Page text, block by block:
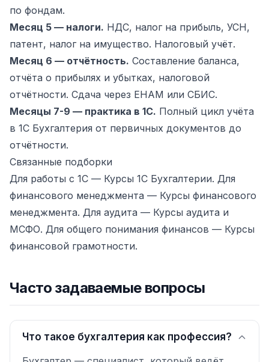
по фондам.
Месяц 5 — налоги. НДС, налог на прибыль, УСН,
патент, налог на имущество. Налоговый учёт.
Месяц 6 — отчётность. Составление баланса,
отчёта о прибылях и убытках, налоговой
отчётности. Сдача через ЕНАМ или СБИС.
Месяцы 7-9 — практика в 1С. Полный цикл учёта
в 1С Бухгалтерия от первичных документов до
отчётности.
Связанные подборки
Для работы с 1С — Курсы 1С Бухгалтерии. Для
финансового менеджмента — Курсы финансового
менеджмента. Для аудита — Курсы аудита и
МСФО. Для общего понимания финансов — Курсы
финансовой грамотности.
Часто задаваемые вопросы
Что такое бухгалтерия как профессия?